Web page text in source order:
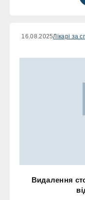
16.08.2025Лікарі за
Видалення